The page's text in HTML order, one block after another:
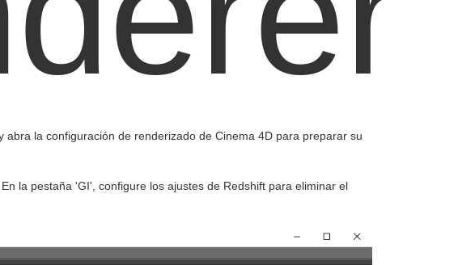
la configuración de renderizado de Cinema 4D para preparar su
la pestaña 'GI', configure los ajustes de Redshift para eliminar el